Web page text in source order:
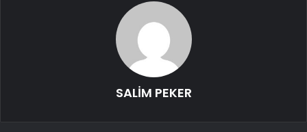
SALİM PEKER